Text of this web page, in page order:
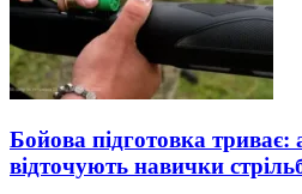
Бойова підготовка триває:
відточують навички